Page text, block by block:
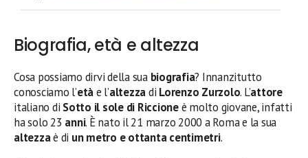
Biografia, età e altezza
Cosa possiamo dirvi della sua biografia? Innanzitutto
conosciamo l’etàe l’altezzadi Lorenzo Zurzolo. L’attore
italiano di Sotto il sole di Riccioneè molto giovane, infatti
ha solo 23 anni. È nato il 21 marzo 2000 a Roma e la sua
altezzaè di un metro e ottanta centimetri.